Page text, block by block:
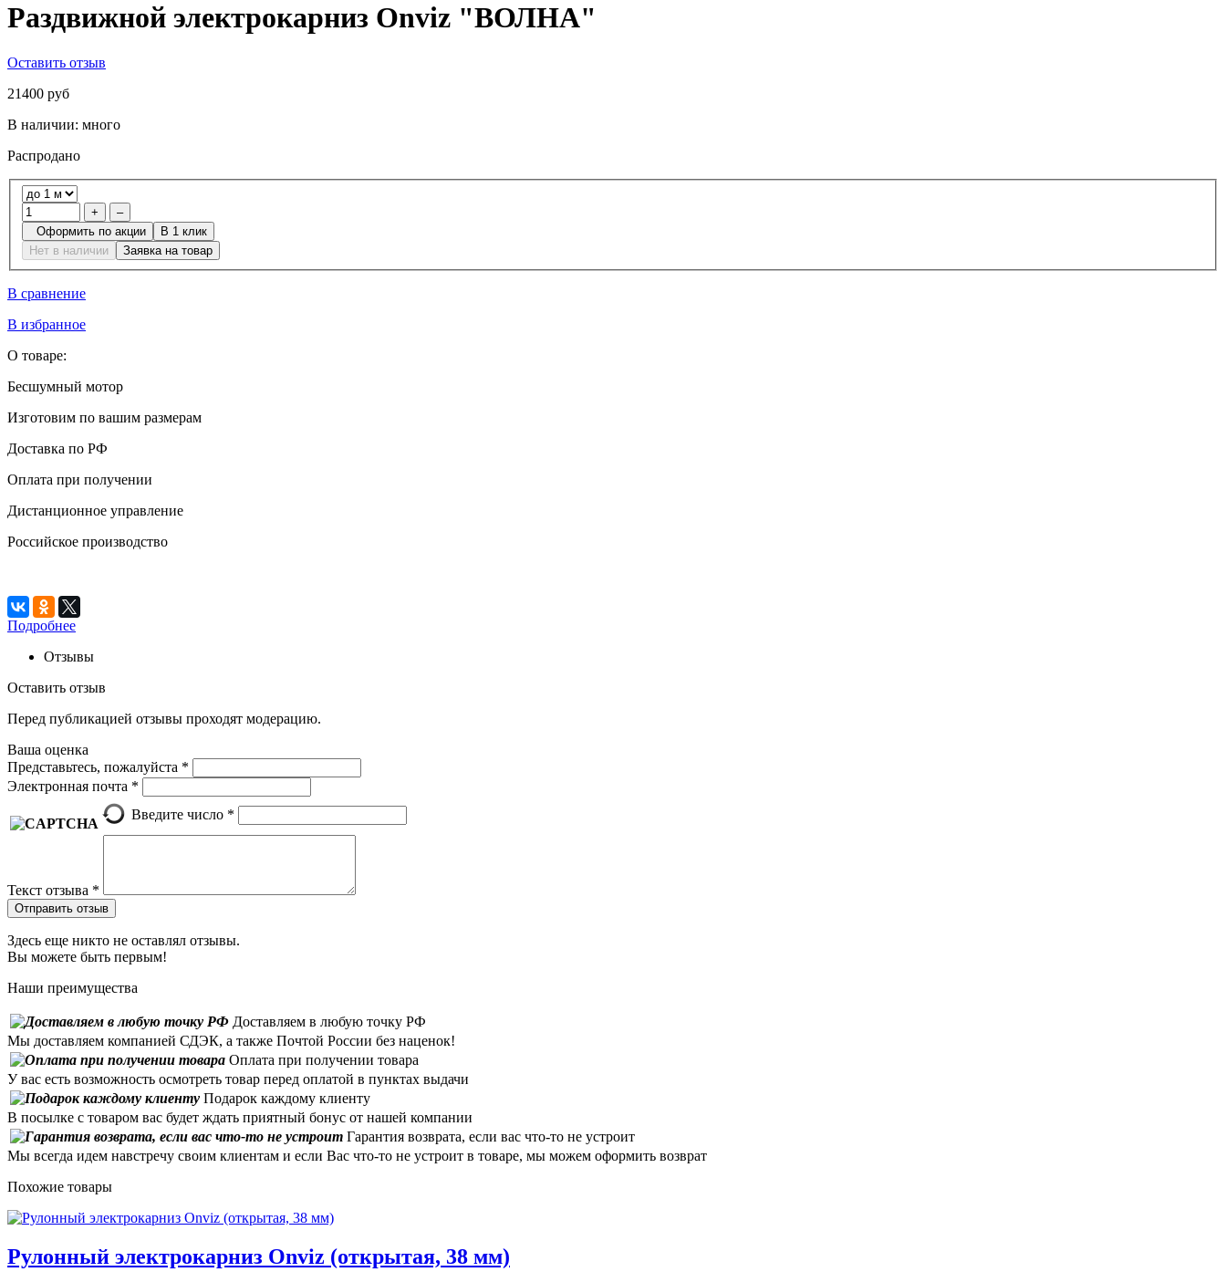
Раздвижной электрокарниз Onviz "ВОЛНА"
Оставить отзыв
21400 руб
В наличии: много
Распродано
+
–
Оформить по акции
В 1 клик
Нет в наличии
Заявка на товар
В сравнение
В избранное
О товаре:
Бесшумный мотор
Изготовим по вашим размерам
Доставка по РФ
Оплата при получении
Дистанционное управление
Российское производство
Подробнее
Отзывы
Оставить отзыв
Перед публикацией отзывы проходят модерацию.
Ваша оценка
Представьтесь, пожалуйста *
Электронная почта *
Введите число *
Текст отзыва *
Отправить отзыв
Здесь еще никто не оставлял отзывы.
Вы можете быть первым!
Наши преимущества
Доставляем в любую точку РФ
Мы доставляем компанией СДЭК, а также Почтой России без наценок!
Оплата при получении товара
У вас есть возможность осмотреть товар перед оплатой в пунктах выдачи
Подарок каждому клиенту
В посылке с товаром вас будет ждать приятный бонус от нашей компании
Гарантия возврата, если вас что-то не устроит
Мы всегда идем навстречу своим клиентам и если Вас что-то не устроит в товаре, мы можем оформить возврат
Похожие товары
Рулонный электрокарниз Onviz (открытая, 38 мм)